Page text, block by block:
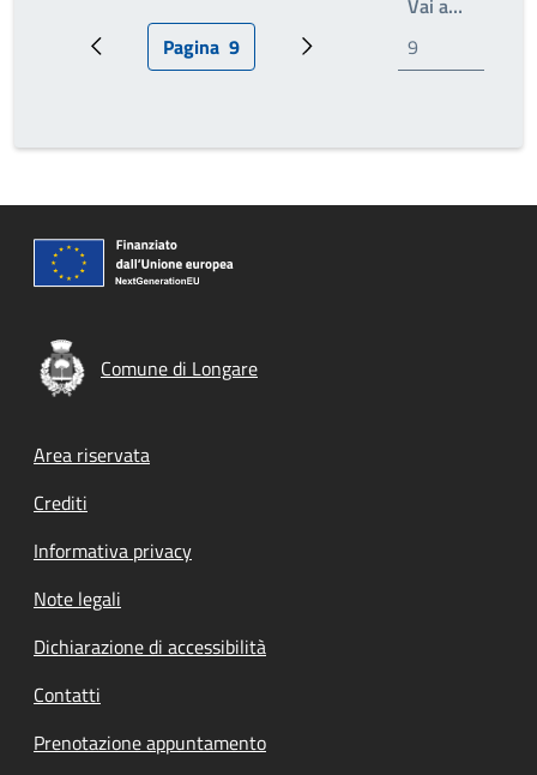
Pagina precedentePagina attuale
Pagina 9 Prossima pagina
Vai a…
Comune di Longare
Footer menu
Area riservata
Crediti
Informativa privacy
Note legali
Dichiarazione di accessibilità
Contatti
Prenotazione appuntamento